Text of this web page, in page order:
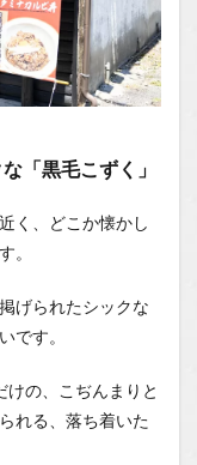
「黒毛こずく」
く、どこか懐かし
。
げられたシックな
です。
けの、こぢんまりと
れる、落ち着いた